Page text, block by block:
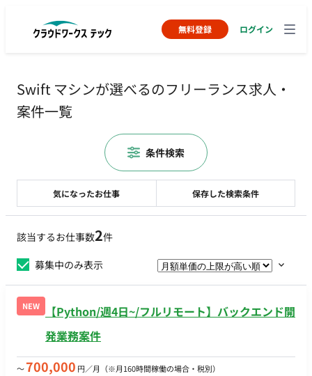
無料登録 ログイン
Swift マシンが選べるのフリーランス求人・
案件一覧
該当するお仕事数2件
募集中のみ表示
NEW
【Python/週4日~/フルリモート】バックエンド開
発業務案件
〜700,000 円／月 （※月160時間稼働の場合・税別）
気になったお仕事 保存した検索条件
条件検索